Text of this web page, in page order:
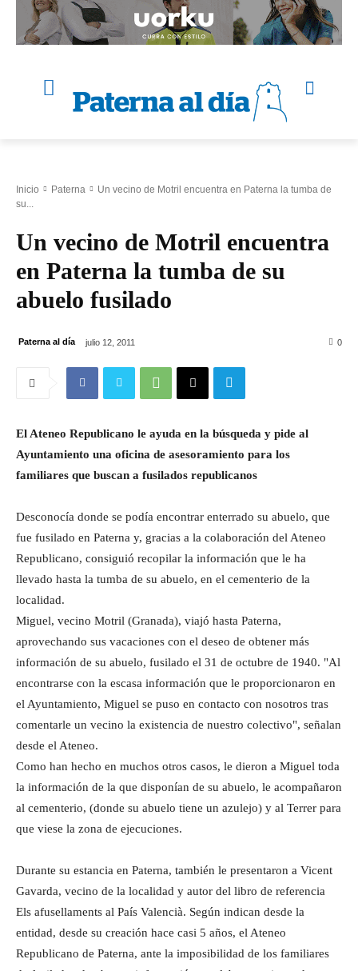
Inicio Paterna
Un vecino de Motril encuentra en Paterna la tumba de
su...
Un vecino de Motril encuentra
en Paterna la tumba de su
abuelo fusilado
Paterna al día julio 12, 2011 0
El Ateneo Republicano le ayuda en la búsqueda y pide al
Ayuntamiento una oficina de asesoramiento para los
familiares que buscan a fusilados republicanos
Desconocía donde se podía encontrar enterrado su abuelo, que
fue fusilado en Paterna y, gracias a la colaboración del Ateneo
Republicano, consiguió recopilar la información que le ha
llevado hasta la tumba de su abuelo, en el cementerio de la
localidad.
Miguel, vecino Motril (Granada), viajó hasta Paterna,
aprovechando sus vacaciones con el deseo de obtener más
información de su abuelo, fusilado el 31 de octubre de 1940. "Al
encontrarse con la escasa información que le proporcionaron en
el Ayuntamiento, Miguel se puso en contacto con nosotros tras
comentarle un vecino la existencia de nuestro colectivo", señalan
desde el Ateneo.
Como han hecho en muchos otros casos, le dieron a Miguel toda
la información de la que disponían de su abuelo, le acompañaron
al cementerio, (donde su abuelo tiene un azulejo) y al Terrer para
que viese la zona de ejecuciones.
Durante su estancia en Paterna, también le presentaron a Vicent
Gavarda, vecino de la localidad y autor del libro de referencia
Els afusellaments al País Valencià. Según indican desde la
entidad, desde su creación hace casi 5 años, el Ateneo
Republicano de Paterna, ante la imposibilidad de los familiares